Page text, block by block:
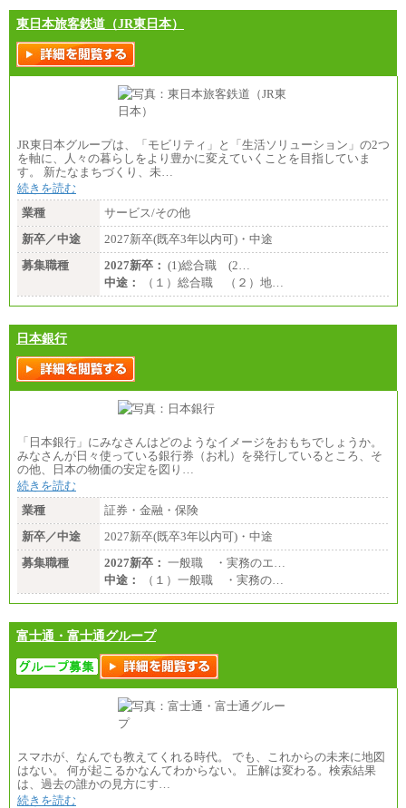
東日本旅客鉄道（JR東日本）
JR東日本グループは、「モビリティ」と「生活ソリューション」の2つ
を軸に、人々の暮らしをより豊かに変えていくことを目指していま
す。 新たなまちづくり、未…
続きを読む
業種
サービス/その他
新卒／中途
2027新卒(既卒3年以内可)・中途
募集職種
2027新卒： (1)総合職 (2…
中途：
（１）総合職 （２）地…
日本銀行
「日本銀行」にみなさんはどのようなイメージをおもちでしょうか。
みなさんが日々使っている銀行券（お札）を発行しているところ、そ
の他、日本の物価の安定を図り…
続きを読む
業種
証券・金融・保険
新卒／中途
2027新卒(既卒3年以内可)・中途
募集職種
2027新卒： 一般職 ・実務のエ…
中途：
（１）一般職 ・実務の…
富士通・富士通グループ
スマホが、なんでも教えてくれる時代。 でも、これからの未来に地図
はない。 何が起こるかなんてわからない。 正解は変わる。検索結果
は、過去の誰かの見方にす…
続きを読む